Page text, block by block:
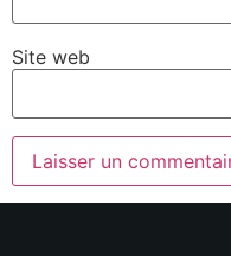
Site web